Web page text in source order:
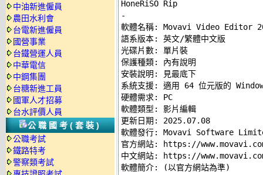
中油新進僱員
農田水利會
台電新進僱員
國營事業
台鐵營運人員
中華電信
中鋼集團
台糖新進工員
國軍人才招募
台水評價人員
公職國考(套裝)
公職考試
鐵路特考
警察類考試
-
軟體名稱: Movavi Video Editor
語系版本: 英文/繁體中文版
光碟片數: 單片裝
保護種類: 內有說明
安裝說明:
見最底下
系統支援: 適用 64 位元版的
硬體需求: PC
軟體類型: 影片編輯
更新日期: 2025.07.08
軟體發行: Movavi Software
官方網站:
https://
中文網站:
https://